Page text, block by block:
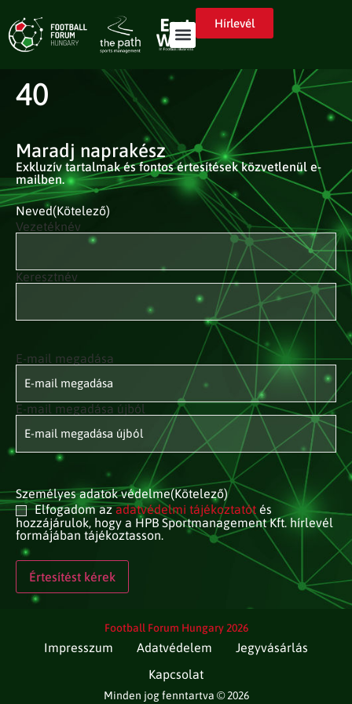
Hírlevél
40
Maradj naprakész
Exkluzív tartalmak és fontos értesítések közvetlenül e-
mailben.
Neved(Kötelező)
Vezetéknév
Keresztnév
E-mail
címed(Kötelező)
E-mail megadása
E-mail megadása újból
Személyes adatok védelme(Kötelező)
Elfogadom azadatvédelmi tájékoztatót és
hozzájárulok, hogy a HPB Sportmanagement Kft. hírlevél
formájában tájékoztasson.
Football Forum Hungary 2026
Impresszum Adatvédelem
Jegyvásárlás
Kapcsolat
Minden jog fenntartva © 2026